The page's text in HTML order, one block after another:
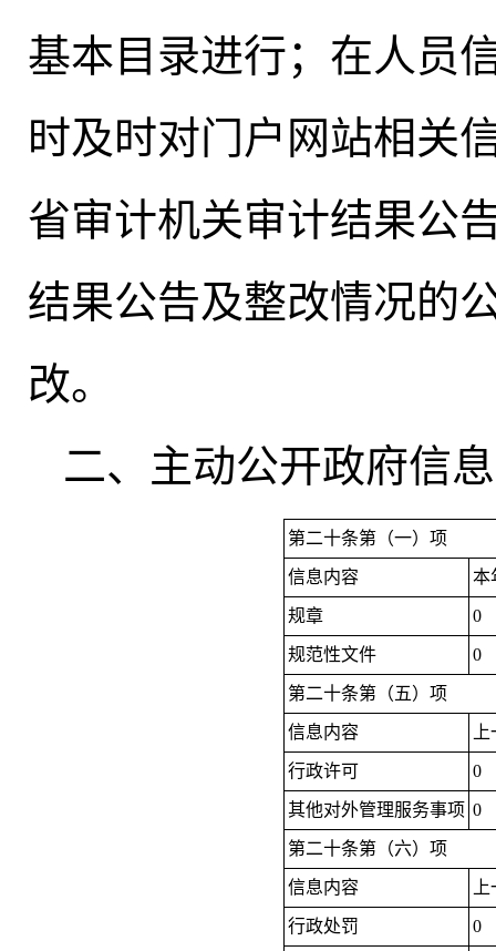
基本目录进行； 在人员
时及时对门户网站相关
省审计机关审计结果公
结果公告及整改情况的
改。
二、主动公开政府信
第二十条第（一）项
信息内容 本
规章 0
规范性文件 0
第二十条第（五）项
信息内容
行政许可 0
其他对外管理服务事项 0
第二十条第（六）项
信息内容
行政处罚 0